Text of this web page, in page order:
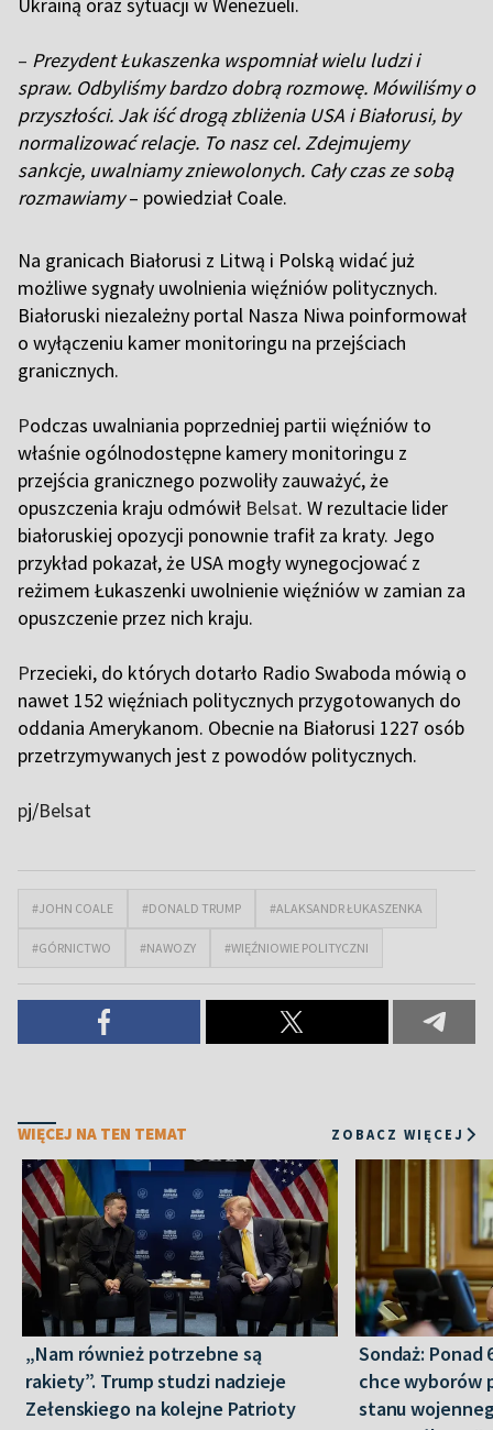
Ukrainą oraz sytuacji w Wenezueli.
– Prezydent Łukaszenka wspomniał wielu ludzi i
spraw. Odbyliśmy bardzo dobrą rozmowę. Mówiliśmy o
przyszłości. Jak iść drogą zbliżenia USA i Białorusi, by
normalizować relacje. To nasz cel. Zdejmujemy
sankcje, uwalniamy zniewolonych. Cały czas ze sobą
rozmawiamy– powiedział Coale.
Na granicach Białorusi z Litwą i Polską widać już
możliwe sygnały uwolnienia więźniów politycznych.
Białoruski niezależny portal Nasza Niwa poinformował
o wyłączeniu kamer monitoringu na przejściach
granicznych.
Podczas uwalniania poprzedniej partii więźniów to
właśnie ogólnodostępne kamery monitoringu z
przejścia granicznego pozwoliły zauważyć, że
opuszczenia kraju odmówił Belsat. W rezultacie lider
białoruskiej opozycji ponownie trafił za kraty. Jego
przykład pokazał, że USA mogły wynegocjować z
reżimem Łukaszenki uwolnienie więźniów w zamian za
opuszczenie przez nich kraju.
Przecieki, do których dotarło Radio Swaboda mówią o
nawet 152 więźniach politycznych przygotowanych do
oddania Amerykanom. Obecnie na Białorusi 1227 osób
przetrzymywanych jest z powodów politycznych.
pj/Belsat
#JOHN COALE #DONALD TRUMP #ALAKSANDR ŁUKASZENKA
#GÓRNICTWO #NAWOZY #WIĘŹNIOWIE POLITYCZNI
WIĘCEJ NA TEN TEMAT ZOBACZ WIĘCEJ
„Nam również potrzebne są
rakiety”. Trump studzi nadzieje
Zełenskiego na kolejne Patrioty
Sondaż: Ponad
chce wyborów
stanu